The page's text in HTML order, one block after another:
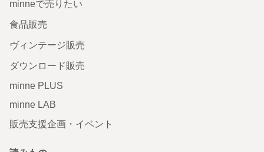
minneで売りたい
食品販売
ヴィンテージ販売
ダウンロード販売
minne PLUS
minne LAB
販売支援企画・イベント